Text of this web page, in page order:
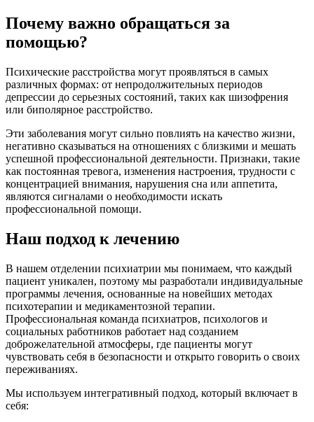
Почему важно обращаться за
помощью?
Психические расстройства могут проявляться в самых
различных формах: от непродолжительных периодов
депрессии до серьезных состояний, таких как шизофрения
или биполярное расстройство.
Эти заболевания могут сильно повлиять на качество жизни,
негативно сказываться на отношениях с близкими и мешать
успешной профессиональной деятельности. Признаки, такие
как постоянная тревога, изменения настроения, трудности с
концентрацией внимания, нарушения сна или аппетита,
являются сигналами о необходимости искать
профессиональной помощи.
Наш подход к лечению
В нашем отделении психиатрии мы понимаем, что каждый
пациент уникален, поэтому мы разработали индивидуальные
программы лечения, основанные на новейших методах
психотерапии и медикаментозной терапии.
Профессиональная команда психиатров, психологов и
социальных работников работает над созданием
доброжелательной атмосферы, где пациенты могут
чувствовать себя в безопасности и открыто говорить о своих
переживаниях.
Мы используем интегративный подход, который включает в
себя: